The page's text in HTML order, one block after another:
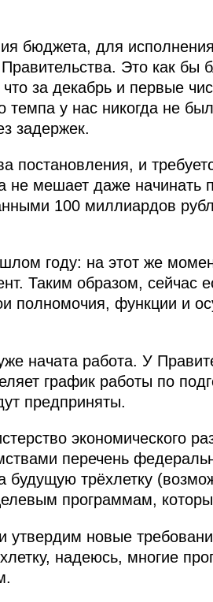
бюджета, для
Это как бы
за декабрь и первые
темпа у нас никогда не
задержек.
и
мешает даже начинать
100 миллиардов
году: на этот же
Таким образом, сейчас
полномочия, функции и
начата работа. У
график работы по
предприняты.
экономического
перечень
будущую трёхлетку
программам,
новые
надеюсь, многие